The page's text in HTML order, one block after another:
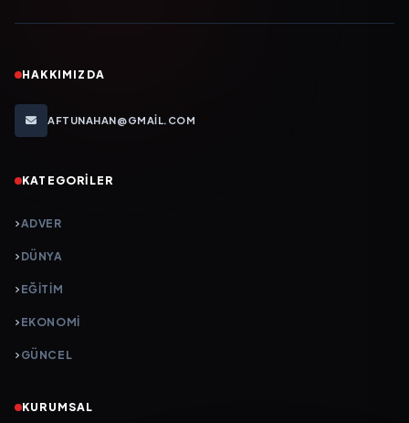
HAKKIMIZDA
AFTUNAHAN@GMAIL.COM
KATEGORILER
ADVER
DÜNYA
EĞİTİM
EKONOMİ
GÜNCEL
KURUMSAL